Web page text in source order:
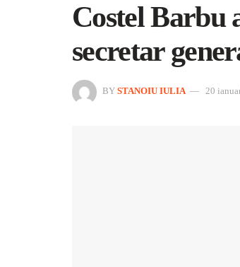
Costel Barbu
secretar
BY STANOIU IULIA 20